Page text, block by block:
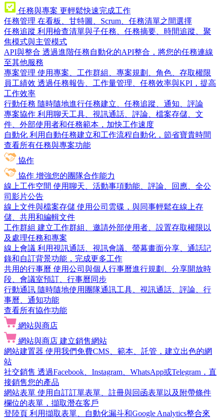
任務與專案 更輕鬆快速完成工作
任務管理 在看板、甘特圖、Scrum、任務清單之間選擇
任務追蹤 利用檢查清單與子任務、任務摘要、時間追蹤、聚
焦模式與主管模式
API與整合 透過進階任務自動化的API整合，將您的任務連線
至其他服務
專案管理 使用專案、工作群組、專案規劃、角色、存取權限
員工績效 透過任務報告、工作量管理、任務效率與KPI，提高
工作效率
行動任務 隨時隨地進行任務建立、任務追蹤、通知、評論
專案協作 利用聊天工具、視訊通話、評論、檔案存儲、文
件、外部使用者和任務範本，加快工作速度
自動化 利用自動任務建立和工作流程自動化，節省寶貴時間
查看所有任務與專案功能
協作
協作 增強您的團隊合作能力
線上工作空間 使用聊天、活動事項動能、評論、回應、全公
司影片公告
線上文件與檔案存儲 使用公司雲碟，與同事輕鬆在線上存
儲、共用和編輯文件
工作群組 建立工作群組、邀請外部使用者、設置存取權限以
及處理任務和專案
線上會議 利用視訊通話、視訊會議、螢幕畫面分享、通話記
錄和自訂背景功能，完成更多工作
共用的行事曆 使用公司與個人行事曆進行規劃、分享開放時
段、會議室預訂、行事曆同步
行動通訊 隨時隨地使用團隊通訊工具、視訊通話、評論、行
事曆、通知功能
查看所有協作功能
網站與商店
網站與商店 建立銷售網站
網站建置器 使用我們免費CMS、範本、託管，建立出色的網
站
社交銷售 透過Facebook、Instagram、WhatsApp或Telegram，直
接銷售您的產品
網站表單 使用自訂訂單表單、註冊與回函表單以及附帶條件
欄位的表單，擷取潛在客戶
登陸頁 利用擷取表單、自動化漏斗和Google Analytics整合來